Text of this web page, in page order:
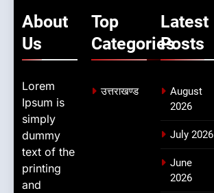
About
Us
Lorem
Ipsum is
simply
dummy
text of the
printing
and
Top
Categories
उत्तराखण्ड
Latest
Posts
August
2026
July 2026
June
2026